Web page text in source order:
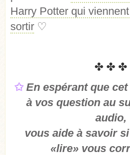
Harry Potter qui
sortir ♡
✤ ✤ ✤
✩En espérant que
à vos question au
audio,
vous aide à savoir
«lire» vous